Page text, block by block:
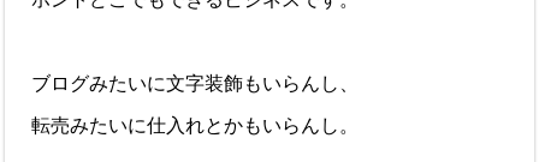
ブログみたいに文字装飾もいらんし、
転売みたいに仕入れとかもいらんし。